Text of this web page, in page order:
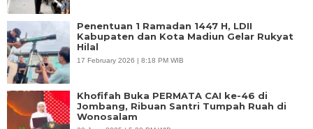
Penentuan 1 Ramadan 1447 H, LDII
Kabupaten dan Kota Madiun Gelar Rukyat
Hilal
17 February 2026 | 8:18 PM WIB
Khofifah Buka PERMATA CAI ke-46 di
Jombang, Ribuan Santri Tumpah Ruah di
Wonosalam